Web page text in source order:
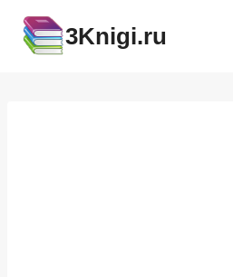
содержимому
3Knigi.ru